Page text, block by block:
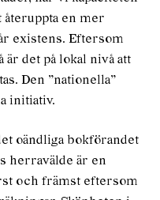
återuppta en mer
existens. Eftersom
det på lokal nivå att
Den ”nationella”
initiativ.
oändliga bokförandet
herravälde är en
och främst eftersom